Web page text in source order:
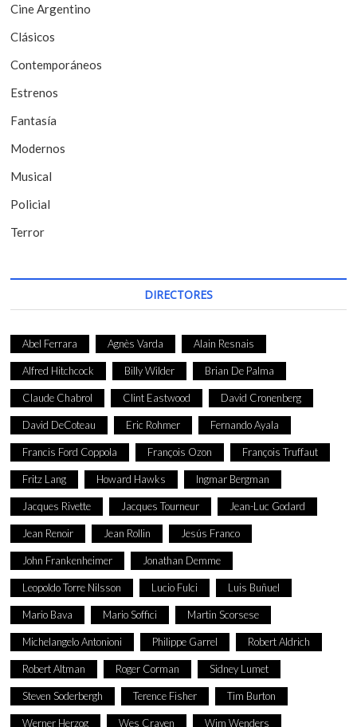
e
e
n
t
r
a
d
a
s
Cine Argentino
Clásicos
Contemporáneos
Estrenos
Fantasía
Modernos
Musical
Policial
Terror
DIRECTORES
Abel Ferrara Agnès Varda Alain Resnais
Alfred Hitchcock Billy Wilder Brian De Palma
Claude Chabrol Clint Eastwood David Cronenberg
David DeCoteau Eric Rohmer Fernando Ayala
Francis Ford Coppola François Ozon François Truffaut
Fritz Lang Howard Hawks Ingmar Bergman
Jacques Rivette Jacques Tourneur Jean-Luc Godard
Jean Renoir Jean Rollin Jesús Franco
John Frankenheimer Jonathan Demme
Leopoldo Torre Nilsson Lucio Fulci Luis Buñuel
Mario Bava Mario Soffici Martin Scorsese
Michelangelo Antonioni Philippe Garrel Robert Aldrich
Robert Altman Roger Corman Sidney Lumet
Steven Soderbergh Terence Fisher Tim Burton
Werner Herzog Wes Craven Wim Wenders